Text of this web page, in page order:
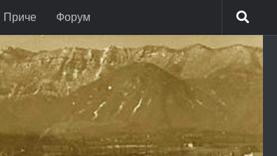
Приче Форум